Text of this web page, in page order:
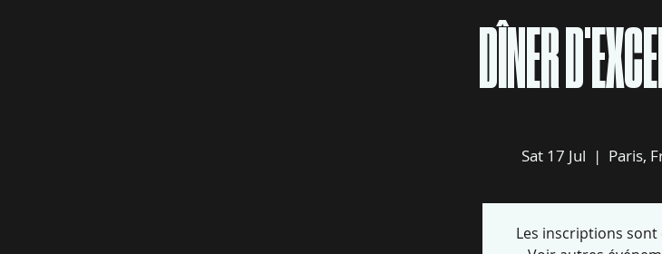
DÎNER
Sat 17 Jul
  |
Paris,
Les inscriptions sont